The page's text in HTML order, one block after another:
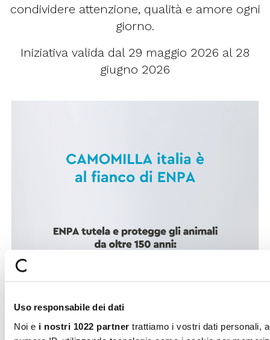
Uso responsabile dei dati
Noi e i nostri 1022 partner trattiamo i vostri dati personali,
condividere attenzione, qualità e amore ogni
giorno.
Iniziativa valida dal 29 maggio 2026 al 28
giugno 2026